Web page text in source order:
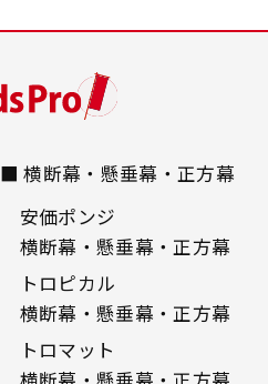
■ 横断幕・懸垂幕・正方幕
安価ポンジ
横断幕・懸垂幕・正方幕
トロピカル
横断幕・懸垂幕・正方幕
トロマット